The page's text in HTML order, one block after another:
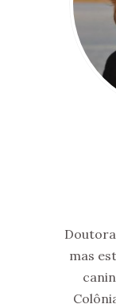
mas